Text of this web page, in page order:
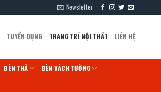
Newsletter
TUYỂN DỤNG TRANG TRÍ NỘI THẤT LIÊN HỆ
ĐÈN THẢ ĐÈN VÁCH TƯỜNG